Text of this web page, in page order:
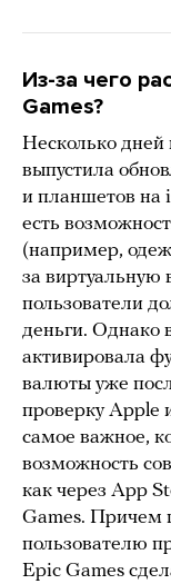
Из-за чего
Games?
Несколько дней
выпустила
и планшетов на
есть
(например,
за виртуальную
пользователи
деньги. Однако
активировала
валюты уже
проверку Apple
самое важное,
возможность
как через App
Games. Причем
пользователю
Epic Games